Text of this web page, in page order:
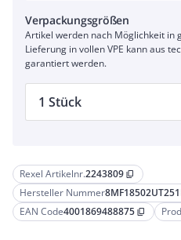
Rexel Artikelnr.2243809 content_copy
Hersteller Nummer
EAN Code4001869488875 content_copy
Verpackungsgrößen
Artikel werden nach Möglichkeit in
Lieferung in vollen VPE kann aus
garantiert werden.
1 Stück